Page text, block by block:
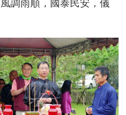
調雨順，國泰民安，儀